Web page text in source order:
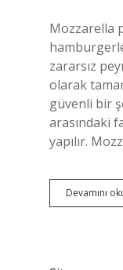
Mozzarella
zararsız
olarak
güvenli bir
arasındaki
yapılır.
Devamını